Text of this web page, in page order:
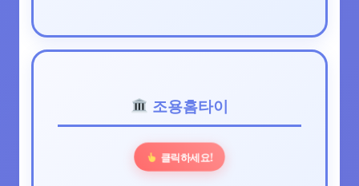
조용홈타이
클릭하세요!